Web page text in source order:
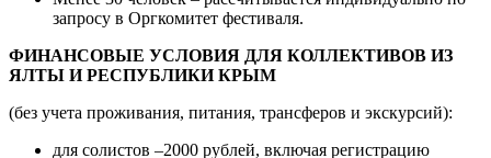
запросу в Оргкомитет фестиваля.
ФИНАНСОВЫЕ УСЛОВИЯ ДЛЯ КОЛЛЕКТИВОВ ИЗ
ЯЛТЫ И РЕСПУБЛИКИ КРЫМ
(без учета проживания, питания, трансферов и экскурсий):
для солистов –2000 рублей, включая регистрацию